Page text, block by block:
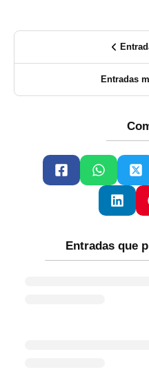
Entradas
Entradas que